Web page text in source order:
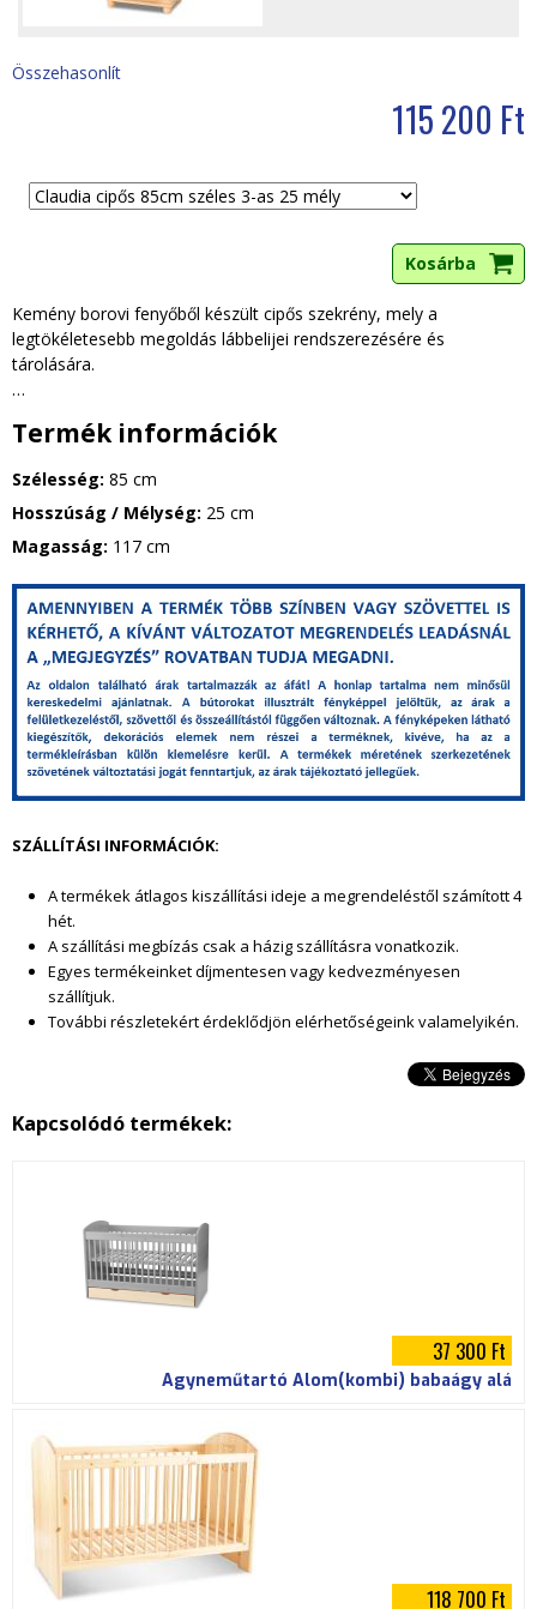
Összehasonlít
115 200 Ft
Kemény borovi fenyőből készült cipős szekrény, mely a
legtökéletesebb megoldás lábbelijei rendszerezésére és
tárolására.
…
Termék információk
Szélesség: 85 cm
Hosszúság / Mélység: 25 cm
Magasság: 117 cm
g
k
e
l
p
SZÁLLÍTÁSI INFORMÁCIÓK:
A termékek átlagos kiszállítási ideje a megrendeléstől számított 4
hét.
A szállítási megbízás csak a házig szállításra vonatkozik.
Egyes termékeinket díjmentesen vagy kedvezményesen
szállítjuk.
További részletekért érdeklődjön elérhetőségeink valamelyikén.
Kapcsolódó termékek:
37 300 Ft
Ágyneműtartó Álom(kombi) babaágy alá
118 700 Ft